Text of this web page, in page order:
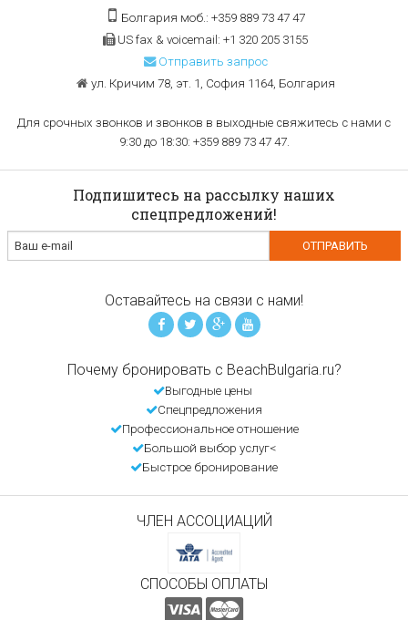
Болгария моб.: +359 889 73 47 47
US fax & voicemail: +1 320 205 3155
Отправить запрос
ул. Кричим 78, эт. 1, София 1164, Болгария
Для срочных звонков и звонков в выходные свяжитесь с нами с
9:30 до 18:30: +359 889 73 47 47.
Подпишитесь на рассылку наших
спецпредложений!
Оставайтесь на связи с нами!
Почему бронировать с BeachBulgaria.ru?
Выгодные цены
Спецпредложения
Профессиональное отношение
Большой выбор услуг<
Быстрое бронирование
ЧЛЕН АССОЦИАЦИЙ
СПОСОБЫ ОПЛАТЫ